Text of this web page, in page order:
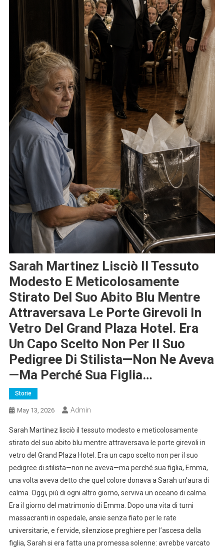
Sarah Martinez Lisciò Il Tessuto
Modesto E Meticolosamente
Stirato Del Suo Abito Blu Mentre
Attraversava Le Porte Girevoli In
Vetro Del Grand Plaza Hotel. Era
Un Capo Scelto Non Per Il Suo
Pedigree Di Stilista—Non Ne Aveva
—ma Perché Sua Figlia…
Storie
May 13, 2026 Admin
Sarah Martinez lisciò il tessuto modesto e meticolosamente
stirato del suo abito blu mentre attraversava le porte girevoli in
vetro del Grand Plaza Hotel. Era un capo scelto non per il suo
pedigree di stilista—non ne aveva—ma perché sua figlia, Emma,
una volta aveva detto che quel colore donava a Sarah un’aura di
calma. Oggi, più di ogni altro giorno, serviva un oceano di calma.
Era il giorno del matrimonio di Emma. Dopo una vita di turni
massacranti in ospedale, ansie senza fiato per le rate
universitarie, e fervide, silenziose preghiere per l’ascesa della
figlia, Sarah si era fatta una promessa solenne: avrebbe varcato